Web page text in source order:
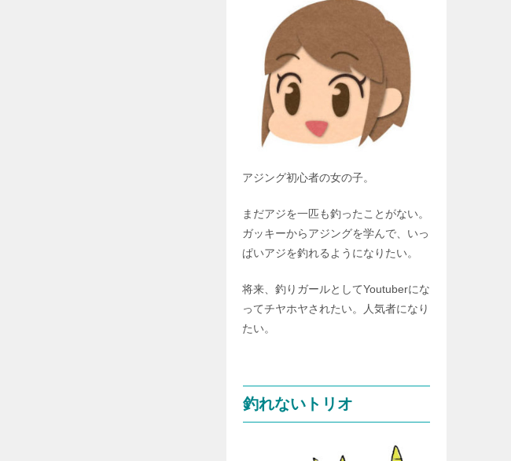
アジング初心者の女の子。
まだアジを一匹も釣ったことがない。
ガッキーからアジングを学んで、いっ
ぱいアジを釣れるようになりたい。
将来、釣りガールとしてYoutuberにな
ってチヤホヤされたい。人気者になり
たい。
釣れないトリオ